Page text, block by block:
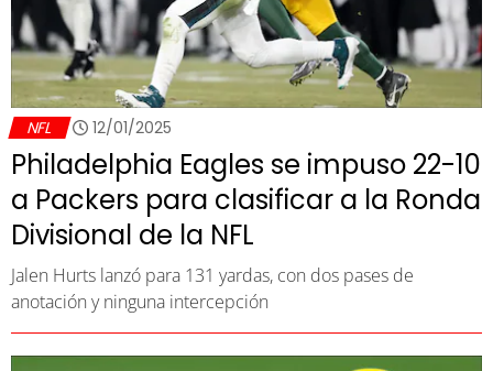
NFL 12/01/2025
Philadelphia Eagles se impuso 22-10
a Packers para clasificar a la Ronda
Divisional de la NFL
Jalen Hurts lanzó para 131 yardas, con dos pases de
anotación y ninguna intercepción